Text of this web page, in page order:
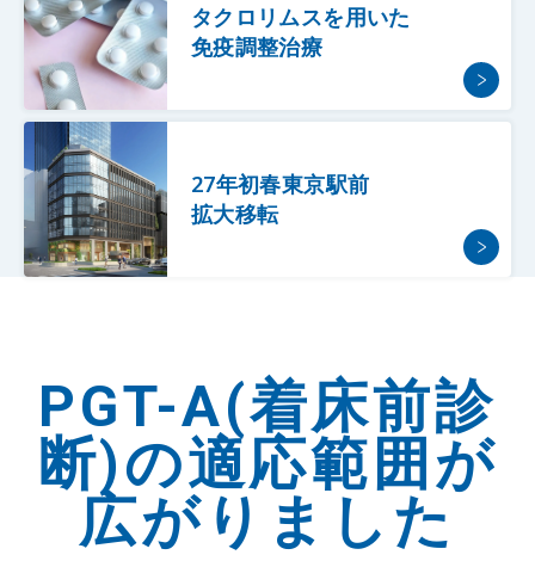
タクロリムスを用いた
免疫調整治療
27年初春東京駅前
拡大移転
PGT-A(着床前診
断)の適応範囲が
広がりました